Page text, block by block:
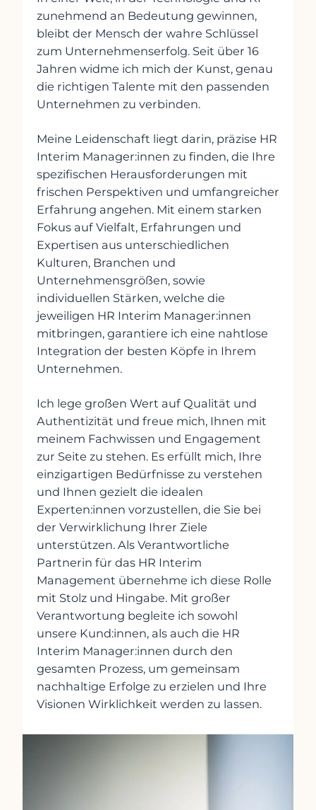
zunehmend an Bedeutung gewinnen,
bleibt der Mensch der wahre Schlüssel
zum Unternehmenserfolg. Seit über 16
Jahren widme ich mich der Kunst, genau
die richtigen Talente mit den passenden
Unternehmen zu verbinden.
Meine Leidenschaft liegt darin, präzise HR
Interim Manager:innen zu finden, die Ihre
spezifischen Herausforderungen mit
frischen Perspektiven und umfangreicher
Erfahrung angehen. Mit einem starken
Fokus auf Vielfalt, Erfahrungen und
Expertisen aus unterschiedlichen
Kulturen, Branchen und
Unternehmensgrößen, sowie
individuellen Stärken, welche die
jeweiligen HR Interim Manager:innen
mitbringen, garantiere ich eine nahtlose
Integration der besten Köpfe in Ihrem
Unternehmen.
Ich lege großen Wert auf Qualität und
Authentizität und freue mich, Ihnen mit
meinem Fachwissen und Engagement
zur Seite zu stehen. Es erfüllt mich, Ihre
einzigartigen Bedürfnisse zu verstehen
und Ihnen gezielt die idealen
Experten:innen vorzustellen, die Sie bei
der Verwirklichung Ihrer Ziele
unterstützen. Als Verantwortliche
Partnerin für das HR Interim
Management übernehme ich diese Rolle
mit Stolz und Hingabe. Mit großer
Verantwortung begleite ich sowohl
unsere Kund:innen, als auch die HR
Interim Manager:innen durch den
gesamten Prozess, um gemeinsam
nachhaltige Erfolge zu erzielen und Ihre
Visionen Wirklichkeit werden zu lassen.